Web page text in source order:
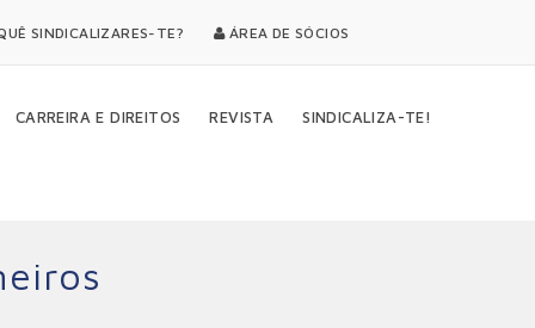
SINDICALIZARES-TE? ÁREA DE SÓCIOS
CARREIRA E DIREITOS REVISTA SINDICALIZA-TE!